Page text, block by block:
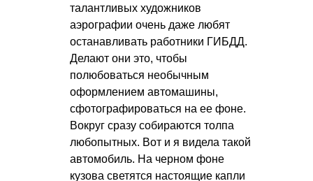
талантливых художников
аэрографии очень даже любят
останавливать работники ГИБДД.
Делают они это, чтобы
полюбоваться необычным
оформлением автомашины,
сфотографироваться на ее фоне.
Вокруг сразу собираются толпа
любопытных. Вот и я видела такой
автомобиль. На черном фоне
кузова светятся настоящие капли